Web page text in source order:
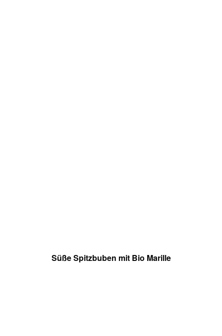
Süße Spitzbuben mit Bio Marille